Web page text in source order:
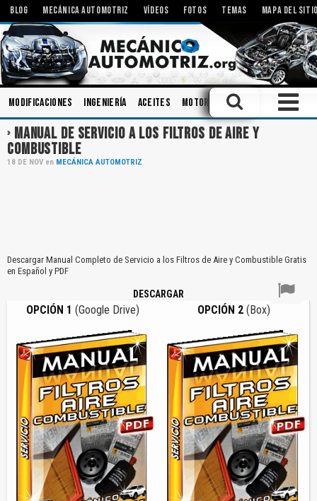
BLOG MECÁNICA AUTOMOTRIZ VÍDEOS FOTOS TEMAS MAPA DEL
Modificaciones Ingeniería Aceites Motores Eléctricos
MANUAL DE SERVICIO A LOS FILTROS DE AIRE Y
COMBUSTIBLE
18 DE NOV en MECÁNICA AUTOMOTRIZ
Descargar Manual Completo de Servicio a los Filtros de Aire y Combustible Gratis
en Español y PDF
DESCARGAR
OPCIÓN 1 (Google Drive) OPCIÓN 2(Box)